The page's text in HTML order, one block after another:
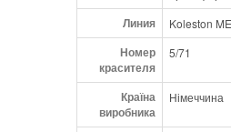
Линия Koleston
Номер
красителя
5/71
Країна
виробника
Німеччина